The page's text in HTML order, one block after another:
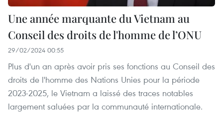
Une année marquante du Vietnam au
Conseil des droits de l'homme de l’ONU
29/02/2024 00:55
Plus d'un an après avoir pris ses fonctions au Conseil des
droits de l'homme des Nations Unies pour la période
2023-2025, le Vietnam a laissé des traces notables
largement saluées par la communauté internationale.